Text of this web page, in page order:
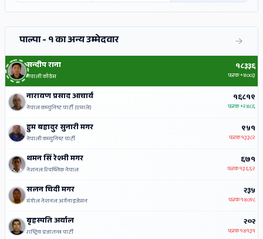
पाल्पा - १ का अन्य उम्मेदवार
सन्दीप राना
नेपाली काँग्रेस
१८३३६
फरक+४००३
नारायण प्रसाद आचार्य
नेपाल कम्युनिष्ट पार्टी (एमाले)
१६८१९
फरक+२४८६
हुम बहादुर सुनारी मगर
नेपाली कम्युनिष्ट पार्टी
९५१
फरक१३३८२
थमन सिं रेश्मी मगर
नेशनल रिपब्लिक नेपाल
६७१
फरक१३६६२
सलन चिदी मगर
मंगोल नेशनल अर्गनाइजेसन
२३५
फरक१४०९८
बृहस्पति अर्याल
राष्ट्रिय प्रजातन्त्र पार्टी
२०२
फरक१४१३१